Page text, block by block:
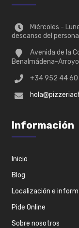
Miércoles -
descanso del
Avenida de la
Benalmádena-Arroyo
+34 952 44 60
Información
Inicio
Blog
Localización e
Pide Online
Sobre nosotros